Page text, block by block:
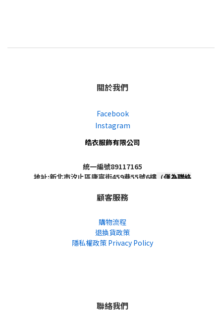
關於我們
Facebook
Instagram
皓衣服飾有限公司
統一編號89117165
地址:新北市汐止區康寧街459巷55號6樓 （僅為聯絡
顧客服務
購物流程
退換貨政策
隱私權政策 Privacy Policy
聯絡我們